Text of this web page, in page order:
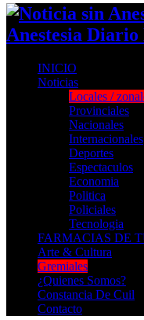
Anestesia
INICIO
Noticias
Locales /
Provinciales
Nacionales
Internacionales
Deportes
Espectaculos
Economia
Politica
Policiales
Tecnologia
FARMACIAS DE
Arte & Cultura
Gremiales
¿Quienes Somos?
Constancia De Cuil
Contacto